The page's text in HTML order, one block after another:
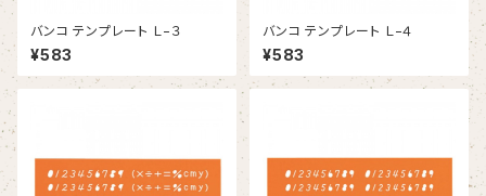
バンコ テンプレート Ｌ−３
¥583
バンコ テンプレート Ｌ−４
¥583